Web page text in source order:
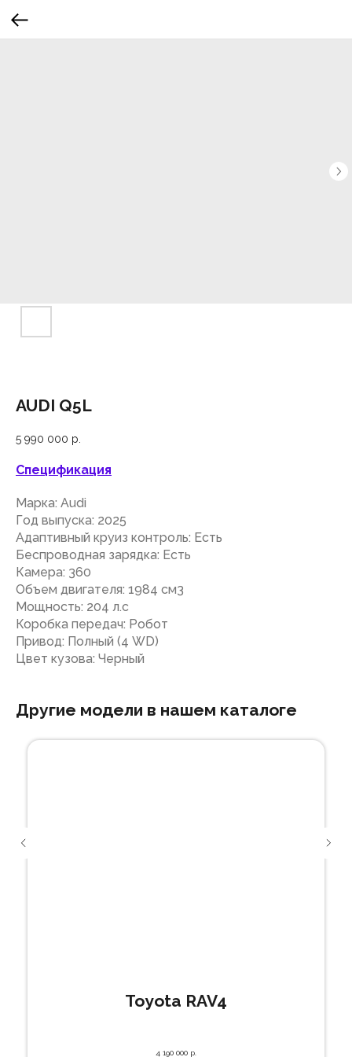
AUDI Q5L
5 990 000 р.
Спецификация
Марка: Audi
Год выпуска: 2025
Адаптивный круиз контроль: Есть
Беспроводная зарядка: Есть
Камера: 360
Объем двигателя: 1984 см3
Мощность: 204 л.с
Коробка передач: Робот
Привод: Полный (4 WD)
Цвет кузова: Черный
Другие модели в нашем каталоге
Toyota RAV4
4 190 000 р.